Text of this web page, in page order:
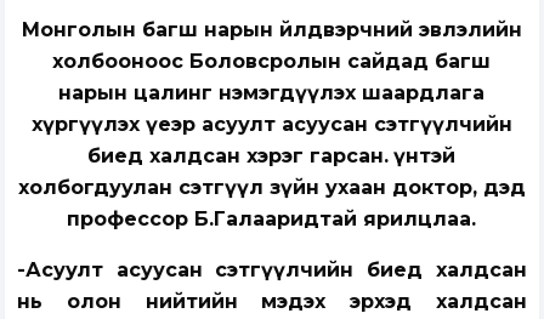
Монголын багш нарын Үйлдвэрчний эвлэлийн
холбооноос Боловсролын сайдад багш
нарын цалинг нэмэгдүүлэх шаардлага
хүргүүлэх үеэр асуулт асуусан сэтгүүлчийн
биед халдсан хэрэг гарсан. Үүнтэй
холбогдуулан сэтгүүл зүйн ухаан доктор, дэд
профессор Б.Галааридтай ярилцлаа.
-Асуулт асуусан сэтгүүлчийн биед халдсан
нь олон нийтийн мэдэх эрхэд халдсан